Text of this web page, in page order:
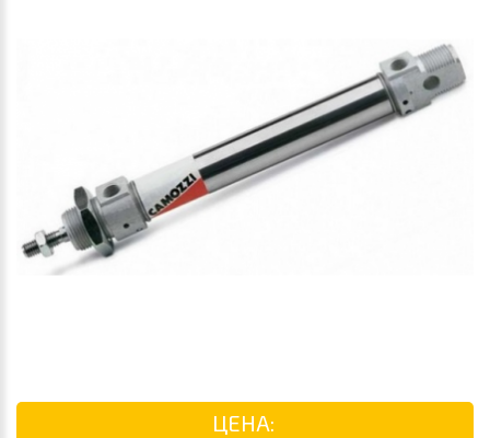
ЦЕНА: